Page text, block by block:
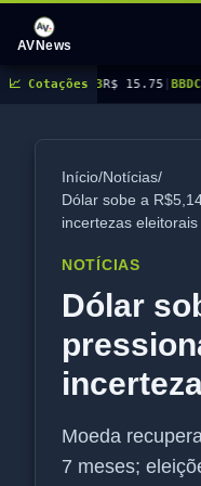
AVNews
📈 Cotações
R$ 15.75|BBDC4R$ 18.05|
Início/Notícias/
Dólar sobe a
incertezas eleitorais
NOTÍCIAS
Dólar
Moeda
7 meses;